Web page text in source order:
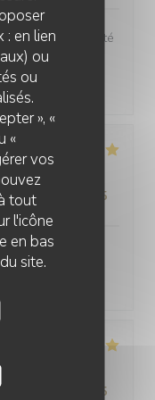
: en lien
ou
ou
», «
«
vos
tout
l'icône
en bas
site.
le rapport qualité
un
/5 Qualité / Prix /5
Qualité
/5 /5